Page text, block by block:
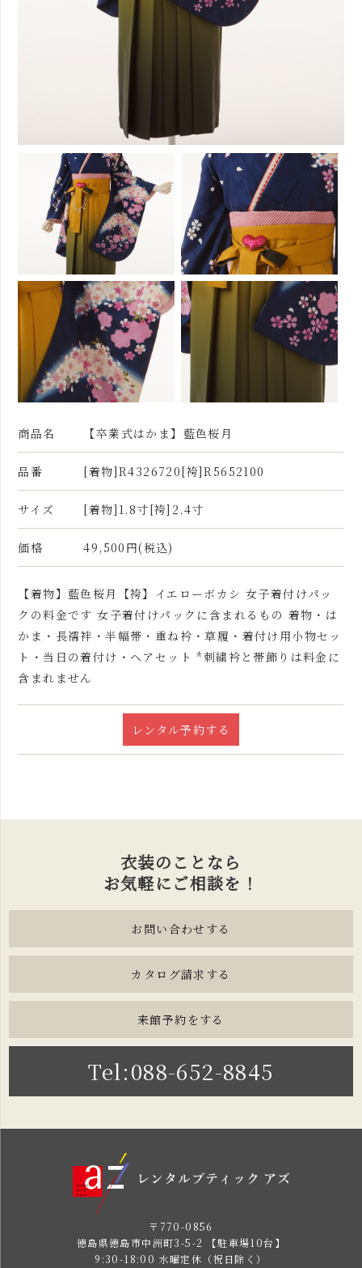
商品名 【卒業式はかま】藍色桜月
品番 [着物]R4326720[袴]R5652100
サイズ [着物]1.8寸[袴]2.4寸
価格 49,500円(税込)
【着物】藍色桜月【袴】イエローボカシ 女子着付けパッ
クの料金です 女子着付けパックに含まれるもの 着物・は
かま・長襦袢・半幅帯・重ね衿・草履・着付け用小物セッ
ト・当日の着付け・ヘアセット *刺繍衿と帯飾りは料金に
含まれません
レンタル予約する
衣装のことなら
お気軽にご相談を！
お問い合わせする
カタログ請求する
来館予約をする
Tel:088-652-8845
〒770-0856
徳島県徳島市中洲町3-5-2 【駐車場10台】
9:30-18:00 水曜定休（祝日除く）